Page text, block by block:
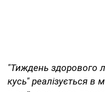
"Тиждень здорового
кусь" реалізується в